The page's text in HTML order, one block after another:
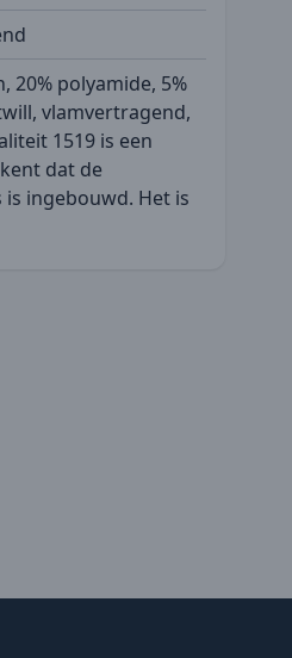
20% polyamide, 5%
vlamvertragend,
1519 is een
dat de
ingebouwd. Het is